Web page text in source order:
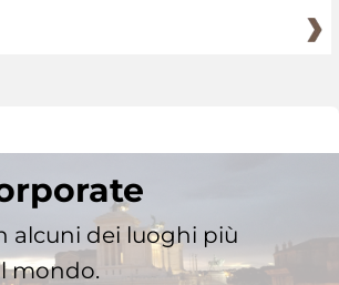
alcuni dei luoghi più
mondo.